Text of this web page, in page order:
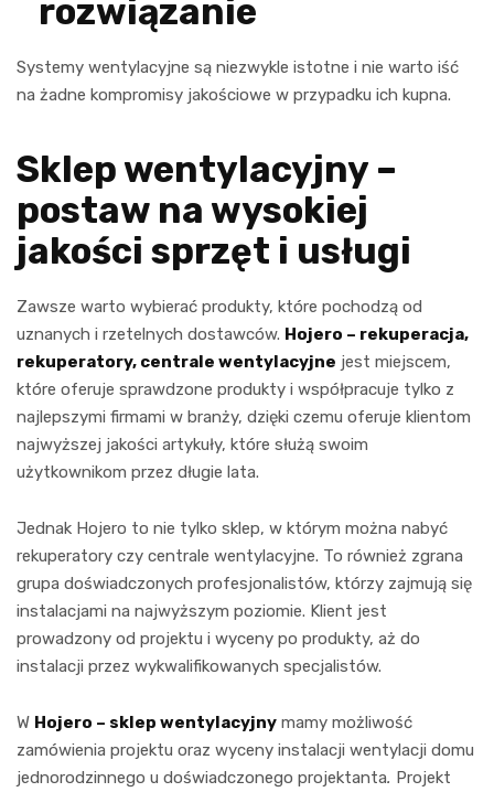
rozwiązanie
Systemy wentylacyjne są niezwykle istotne i nie warto iść
na żadne kompromisy jakościowe w przypadku ich kupna.
Sklep wentylacyjny –
postaw na wysokiej
jakości sprzęt i usługi
Zawsze warto wybierać produkty, które pochodzą od
uznanych i rzetelnych dostawców. Hojero – rekuperacja,
rekuperatory, centrale wentylacyjne jest miejscem,
które oferuje sprawdzone produkty i współpracuje tylko z
najlepszymi firmami w branży, dzięki czemu oferuje klientom
najwyższej jakości artykuły, które służą swoim
użytkownikom przez długie lata.
Jednak Hojero to nie tylko sklep, w którym można nabyć
rekuperatory czy centrale wentylacyjne. To również zgrana
grupa doświadczonych profesjonalistów, którzy zajmują się
instalacjami na najwyższym poziomie. Klient jest
prowadzony od projektu i wyceny po produkty, aż do
instalacji przez wykwalifikowanych specjalistów.
W Hojero – sklep wentylacyjny mamy możliwość
zamówienia projektu oraz wyceny instalacji wentylacji domu
jednorodzinnego u doświadczonego projektanta. Projekt